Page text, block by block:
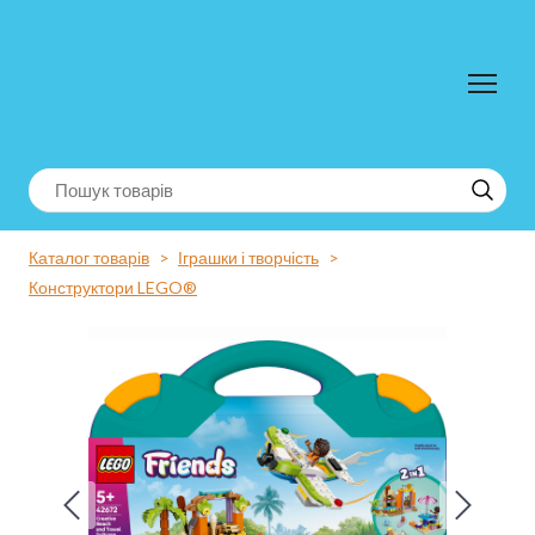
Каталог товарів
Іграшки і творчість
Конструктори LEGO®